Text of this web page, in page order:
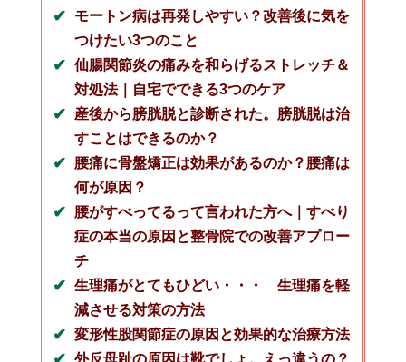
モートン病は再発しやすい？改善後に気を
つけたい3つのこと
仙腸関節炎の痛みを和らげるストレッチ＆
対処法｜自宅でできる3つのケア
産後から膀胱脱と診断された。膀胱脱は治
すことはできるのか？
腰痛に骨盤矯正は効果があるのか？腰痛は
何が原因？
腰がすべってるって言われた方へ｜すべり
症の本当の原因と整骨院での改善アプロー
チ
生理痛がとてもひどい・・・ 生理痛を軽
減させる対策の方法
変形性股関節症の原因と効果的な治療方法
外反母趾の原因は靴でしょ。えっ違うの？